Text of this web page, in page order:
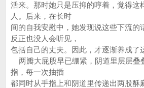
活来。那时她只是压抑的哼着，觉得这
人。后来，在长时
间的自我安慰中，她发现说这些下流的
反正也没人会听见，
包括自己的丈夫。因此，才逐渐养成了
两瓣大屁股早已绷紧，阴道里层层叠
指，每一次抽插
都同时从手指上和阴道里传递出两股酥